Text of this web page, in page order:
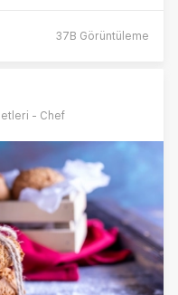
37B Görüntüleme
- Chef